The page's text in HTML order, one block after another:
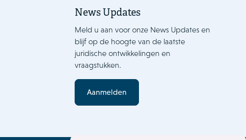
News Updates
Meld u aan voor onze News Updates en
blijf op de hoogte van de laatste
juridische ontwikkelingen en
vraagstukken.
Aanmelden